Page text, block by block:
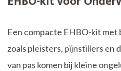
Een compacte EHBO-kit met
zoals pleisters, pijnstillers en
van pas komen bij kleine